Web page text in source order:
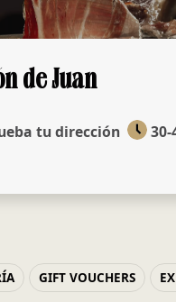
de Juan
tu dirección
30-
GIFT VOUCHERS